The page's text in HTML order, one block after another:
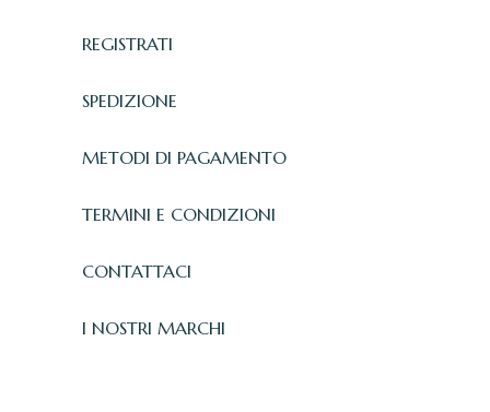
REGISTRATI
SPEDIZIONE
METODI DI PAGAMENTO
TERMINI E CONDIZIONI
CONTATTACI
I NOSTRI MARCHI